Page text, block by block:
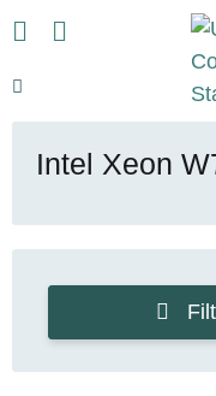
Intel Xeon